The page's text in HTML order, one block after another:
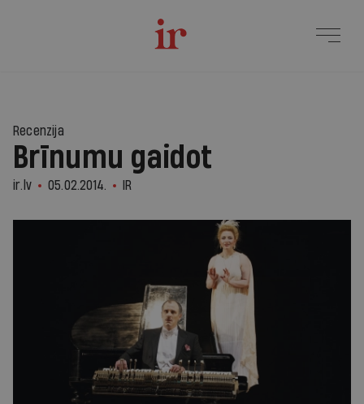
Recenzija
Brīnumu gaidot
ir.lv 05.02.2014. IR